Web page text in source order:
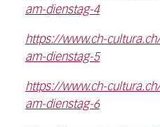
am-dienstag-4
https://www.ch-
am-dienstag-5
https://www.ch-
am-dienstag-6